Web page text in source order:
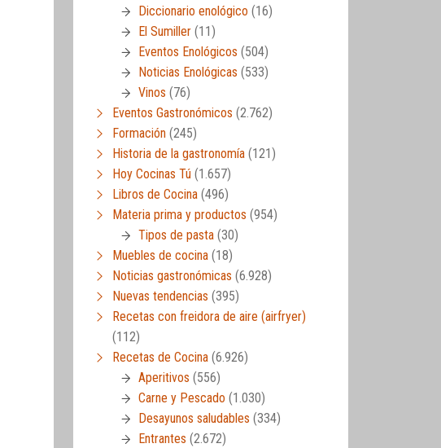
Diccionario enológico (16)
El Sumiller (11)
Eventos Enológicos (504)
Noticias Enológicas (533)
Vinos (76)
Eventos Gastronómicos (2.762)
Formación (245)
Historia de la gastronomía (121)
Hoy Cocinas Tú (1.657)
Libros de Cocina (496)
Materia prima y productos (954)
Tipos de pasta (30)
Muebles de cocina (18)
Noticias gastronómicas (6.928)
Nuevas tendencias (395)
Recetas con freidora de aire (airfryer)
(112)
Recetas de Cocina (6.926)
Aperitivos (556)
Carne y Pescado (1.030)
Desayunos saludables (334)
Entrantes (2.672)